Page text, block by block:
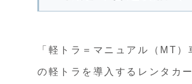
「軽トラ＝マニュアル（MT
の軽トラを導入するレンタカ